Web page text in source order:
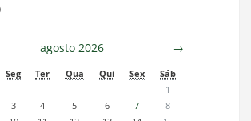
agosto 2026 →
Seg Ter Qua Qui Sex
Sáb
1
3 4 5 6 7
8